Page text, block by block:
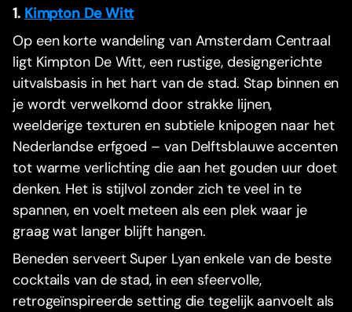
1. Kimpton De Witt
Op een korte wandeling van Amsterdam Centraal
ligt Kimpton De Witt, een rustige, designgerichte
uitvalsbasis in het hart van de stad. Stap binnen en
je wordt verwelkomd door strakke lijnen,
weelderige texturen en subtiele knipogen naar het
Nederlandse erfgoed – van Delftsblauwe accenten
tot warme verlichting die aan het gouden uur doet
denken. Het is stijlvol zonder zich te veel in te
spannen, en voelt meteen als een plek waar je
graag wat langer blijft hangen.
Beneden serveert Super Lyan enkele van de beste
cocktails van de stad, in een sfeervolle,
retrogeïnspireerde setting die tegelijk aanvoelt als